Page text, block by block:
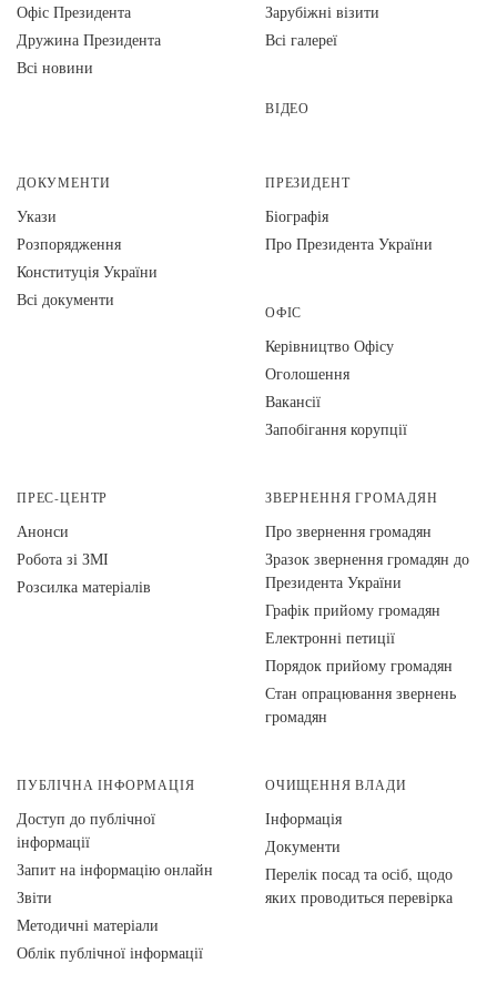
Офіс Президента
Дружина Президента
Всі новини
Зарубіжні візити
Всі галереї
ВІДЕО
ДОКУМЕНТИ
Укази
Розпорядження
Конституція України
Всі документи
ПРЕЗИДЕНТ
Біографія
Про Президента України
ОФІС
Керівництво Офісу
Оголошення
Вакансії
Запобігання корупції
ПРЕС-ЦЕНТР
Анонси
Робота зі ЗМІ
Розсилка матеріалів
ЗВЕРНЕННЯ ГРОМАДЯН
Про звернення громадян
Зразок звернення громадян до
Президента України
Графік прийому громадян
Електронні петиції
Порядок прийому громадян
Стан опрацювання звернень
громадян
ПУБЛІЧНА ІНФОРМАЦІЯ
Доступ до публічної
інформації
Запит на інформацію онлайн
Звіти
Методичні матеріали
Облік публічної інформації
ОЧИЩЕННЯ ВЛАДИ
Інформація
Документи
Перелік посад та осіб, щодо
яких проводиться перевірка